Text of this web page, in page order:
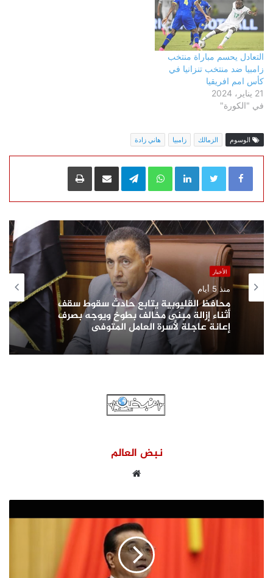
التعادل يحسم مباراة منتخب
زامبيا ضد منتخب تنزانيا في
كأس امم افريقيا
21 يناير، 2024
في "الكورة"
الوسوم الزمالك زامبيا هاني زادة
LinkedIn
WhatsApp
Telegramمشاركة عبر البريد طباعة
الأخبار
منذ 5 أيام
محافظ القليوبية يتابع حادث سقوط سقف
أثناء إزالة مبنى مخالف بطوخ ويوجه بصرف
إعانة عاجلة لأسرة العامل المتوفى
نبض العالم